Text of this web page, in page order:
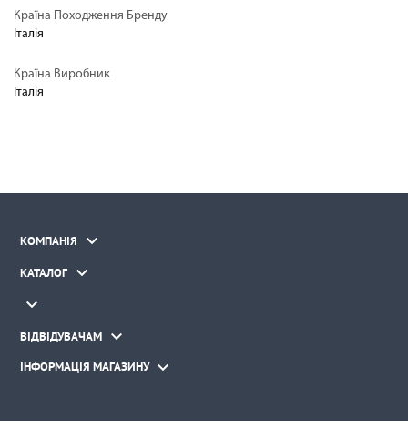
Країна Походження Бренду
Італія
Країна Виробник
Італія
КОМПАНІЯ 
КАТАЛОГ 

ВІДВІДУВАЧАМ 
ІНФОРМАЦІЯ МАГАЗИНУ 